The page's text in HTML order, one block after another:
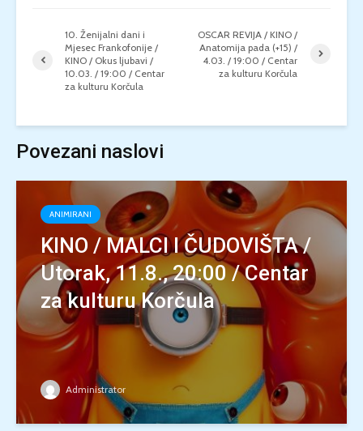
10. Ženijalni dani i
Mjesec Frankofonije /
KINO / Okus ljubavi /
10.03. / 19:00 / Centar
za kulturu Korčula
OSCAR REVIJA / KINO /
Anatomija pada (+15) /
4.03. / 19:00 / Centar
za kulturu Korčula
Povezani naslovi
ANIMIRANI
KINO / MALCI I ČUDOVIŠTA /
Utorak, 11.8., 20:00 / Centar
za kulturu Korčula
Administrator